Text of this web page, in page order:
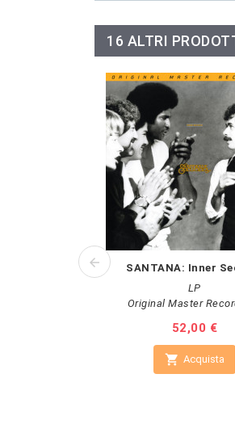
16 ALTRI
SANTANA: Inner
LP
Original Master
Prezzo
52,00 €
 Acquista